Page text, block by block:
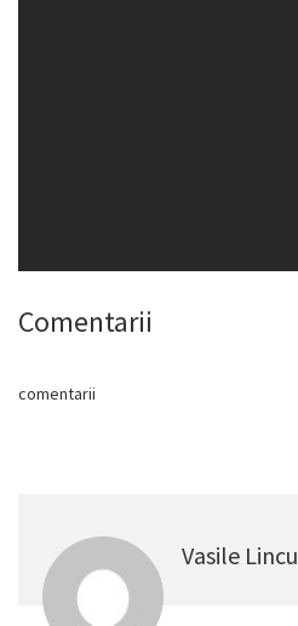
Comentarii
comentarii
Vasile Lincu